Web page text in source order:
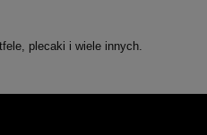
plecaki i wiele innych.